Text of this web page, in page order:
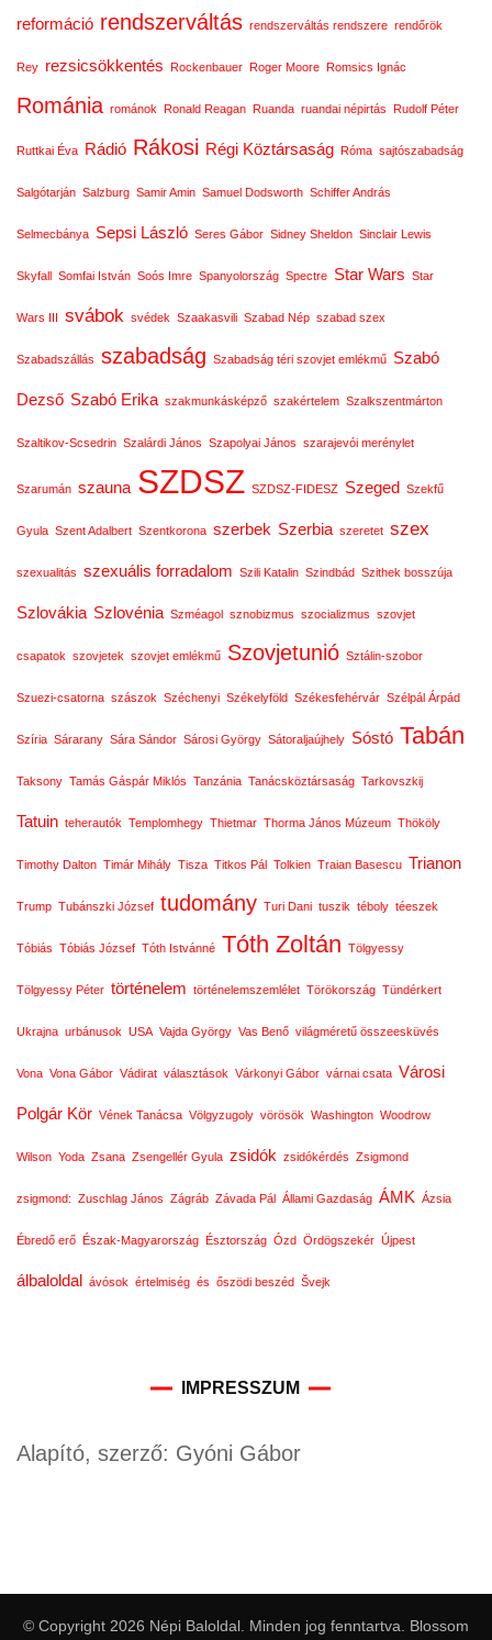
reformáció rendszerváltás rendszerváltás rendszere rendőrök
Rey rezsicsökkentés Rockenbauer Roger Moore Romsics Ignác
Románia románok Ronald Reagan Ruanda ruandai népirtás Rudolf Péter
Ruttkai Éva Rádió Rákosi Régi Köztársaság Róma sajtószabadság
Salgótarján Salzburg Samir Amin Samuel Dodsworth Schiffer András
Selmecbánya Sepsi László Seres Gábor Sidney Sheldon Sinclair Lewis
Skyfall Somfai István Soós Imre Spanyolország Spectre Star Wars Star
Wars III svábok svédek Szaakasvili Szabad Nép szabad szex
Szabadszállás szabadság Szabadság téri szovjet emlékmű Szabó
Dezső Szabó Erika szakmunkásképző szakértelem Szalkszentmárton
Szaltikov-Scsedrin Szalárdi János Szapolyai János szarajevói merénylet
Szarumán szauna SZDSZ SZDSZ-FIDESZ Szeged Szekfű
Gyula Szent Adalbert Szentkorona szerbek Szerbia szeretet szex
szexualitás szexuális forradalom Szili Katalin Szindbád Szithek bosszúja
Szlovákia Szlovénia Szméagol sznobizmus szocializmus szovjet
csapatok szovjetek szovjet emlékmű Szovjetunió Sztálin-szobor
Szuezi-csatorna szászok Széchenyi Székelyföld Székesfehérvár Szélpál Árpád
Szíria Sárarany Sára Sándor Sárosi György Sátoraljaújhely Sóstó Tabán
Taksony Tamás Gáspár Miklós Tanzánia Tanácsköztársaság Tarkovszkij
Tatuin teherautók Templomhegy Thietmar Thorma János Múzeum Thököly
Timothy Dalton Timár Mihály Tisza Titkos Pál Tolkien Traian Basescu Trianon
Trump Tubánszki József tudomány Turi Dani tuszik téboly téeszek
Tóbiás Tóbiás József Tóth Istvánné Tóth Zoltán Tölgyessy
Tölgyessy Péter történelem történelemszemlélet Törökország Tündérkert
Ukrajna urbánusok USA Vajda György Vas Benő világméretű összeesküvés
Vona Vona Gábor Vádirat választások Várkonyi Gábor várnai csata Városi
Polgár Kör Vének Tanácsa Völgyzugoly vörösök Washington Woodrow
Wilson Yoda Zsana Zsengellér Gyula zsidók zsidókérdés Zsigmond
zsigmond: Zuschlag János Zágráb Závada Pál Állami Gazdaság ÁMK Ázsia
Ébredő erő Észak-Magyarország Észtország Ózd Ördögszekér Újpest
álbaloldal ávósok értelmiség és őszödi beszéd Švejk
IMPRESSZUM
Alapító, szerző: Gyóni Gábor
© Copyright 2026 Népi Baloldal . Minden jog fenntartva.
Blossom